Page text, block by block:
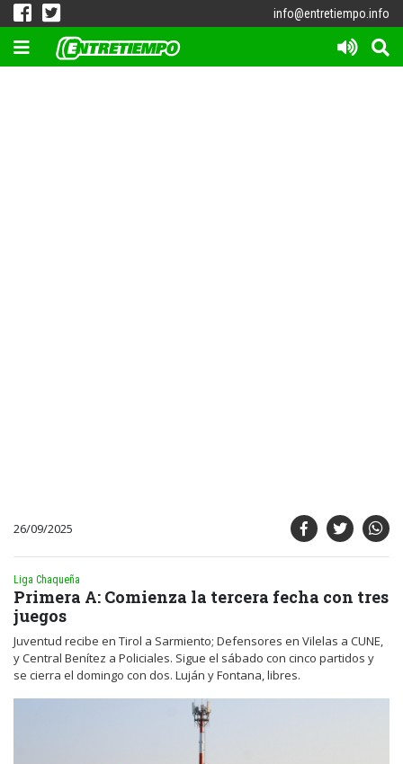
info@entretiempo.info
26/09/2025
Liga Chaqueña
Primera A: Comienza la tercera fecha con tres
juegos
Juventud recibe en Tirol a Sarmiento; Defensores en Vilelas a CUNE,
y Central Benítez a Policiales. Sigue el sábado con cinco partidos y
se cierra el domingo con dos. Luján y Fontana, libres.